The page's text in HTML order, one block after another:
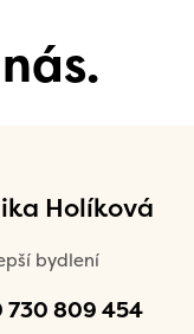
Holíková
bydlení
730 809 454